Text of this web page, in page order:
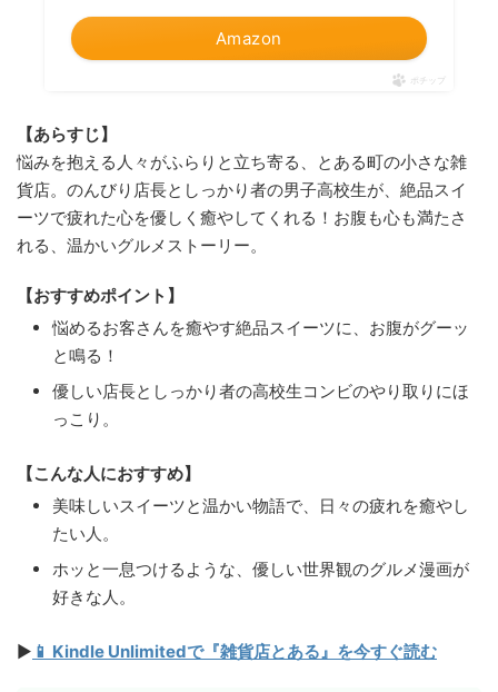
Amazon
ポチップ
【あらすじ】
悩みを抱える人々がふらりと立ち寄る、とある町の小さな雑
貨店。のんびり店長としっかり者の男子高校生が、絶品スイ
ーツで疲れた心を優しく癒やしてくれる！お腹も心も満たさ
れる、温かいグルメストーリー。
【おすすめポイント】
悩めるお客さんを癒やす絶品スイーツに、お腹がグーッ
と鳴る！
優しい店長としっかり者の高校生コンビのやり取りにほ
っこり。
【こんな人におすすめ】
美味しいスイーツと温かい物語で、日々の疲れを癒やし
たい人。
ホッと一息つけるような、優しい世界観のグルメ漫画が
好きな人。
▶ 📱 Kindle Unlimitedで『雑貨店とある』を今すぐ読む